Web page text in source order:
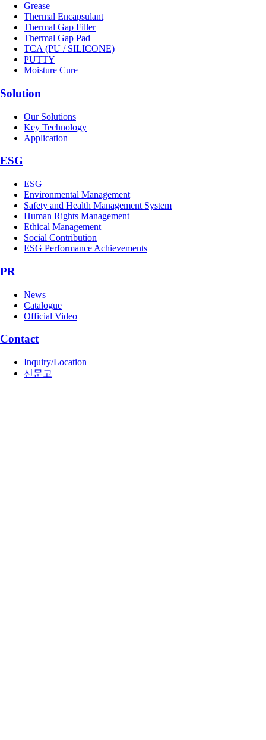
Grease
Thermal Encapsulant
Thermal Gap Filler
Thermal Gap Pad
TCA (PU / SILICONE)
PUTTY
Moisture Cure
Solution
Our Solutions
Key Technology
Application
ESG
ESG
Environmental Management
Safety and Health Management System
Human Rights Management
Ethical Management
Social Contribution
ESG Performance Achievements
PR
News
Catalogue
Official Video
Contact
Inquiry/Location
신문고